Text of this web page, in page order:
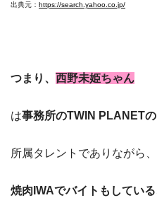
出典元： https://search.yahoo.co.jp/
つまり、 西野未姫ちゃん
は事務所のTWIN PLANETの
所属タレントでありながら、
焼肉IWAでバイトもしている